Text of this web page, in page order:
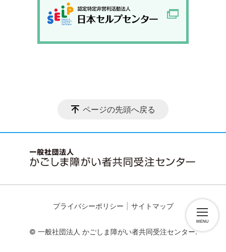
ページの先頭へ戻る
プライバシーポリシー サイトマップ
© 一般社団法人 かごしま障がい者共同受注センター.